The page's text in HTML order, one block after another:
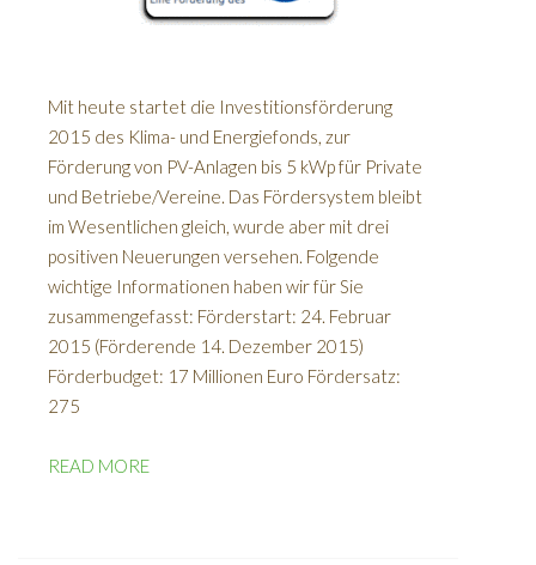
Mit heute startet die Investitionsförderung
2015 des Klima- und Energiefonds, zur
Förderung von PV-Anlagen bis 5 kWp für Private
und Betriebe/Vereine. Das Fördersystem bleibt
im Wesentlichen gleich, wurde aber mit drei
positiven Neuerungen versehen. Folgende
wichtige Informationen haben wir für Sie
zusammengefasst: Förderstart: 24. Februar
2015 (Förderende 14. Dezember 2015)
Förderbudget: 17 Millionen Euro Fördersatz:
275
READ MORE